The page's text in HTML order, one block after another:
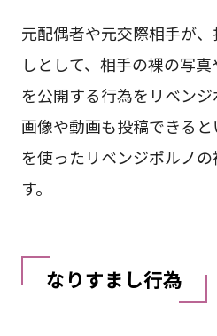
元配偶者や元交際相手が
しとして、相手の裸の写
を公開する行為をリベンジ
画像や動画も投稿できる
を使ったリベンジポルノ
す。
なりすまし行為